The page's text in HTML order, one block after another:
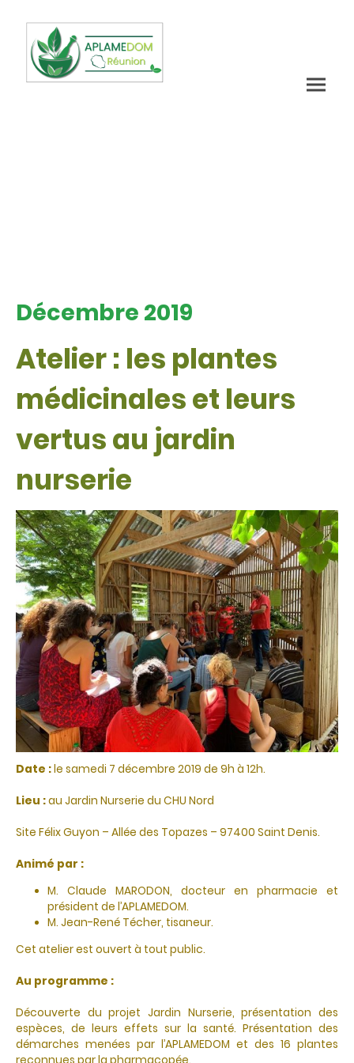
Décembre 2019
Atelier : les plantes
médicinales et leurs
vertus au jardin
nurserie
Date :le samedi 7 décembre 2019 de 9h à 12h.
Lieu :au Jardin Nurserie du CHU Nord
Site Félix Guyon – Allée des Topazes – 97400 Saint Denis.
Animé par :
M. Claude MARODON, docteur en pharmacie et
président de l’APLAMEDOM.
M. Jean-René Técher, tisaneur.
Cet atelier est ouvert à tout public.
Au programme :
Découverte du projet Jardin Nurserie, présentation des
espèces, de leurs effets sur la santé. Présentation des
démarches menées par l’APLAMEDOM et des 16 plantes
reconnues par la pharmacopée.